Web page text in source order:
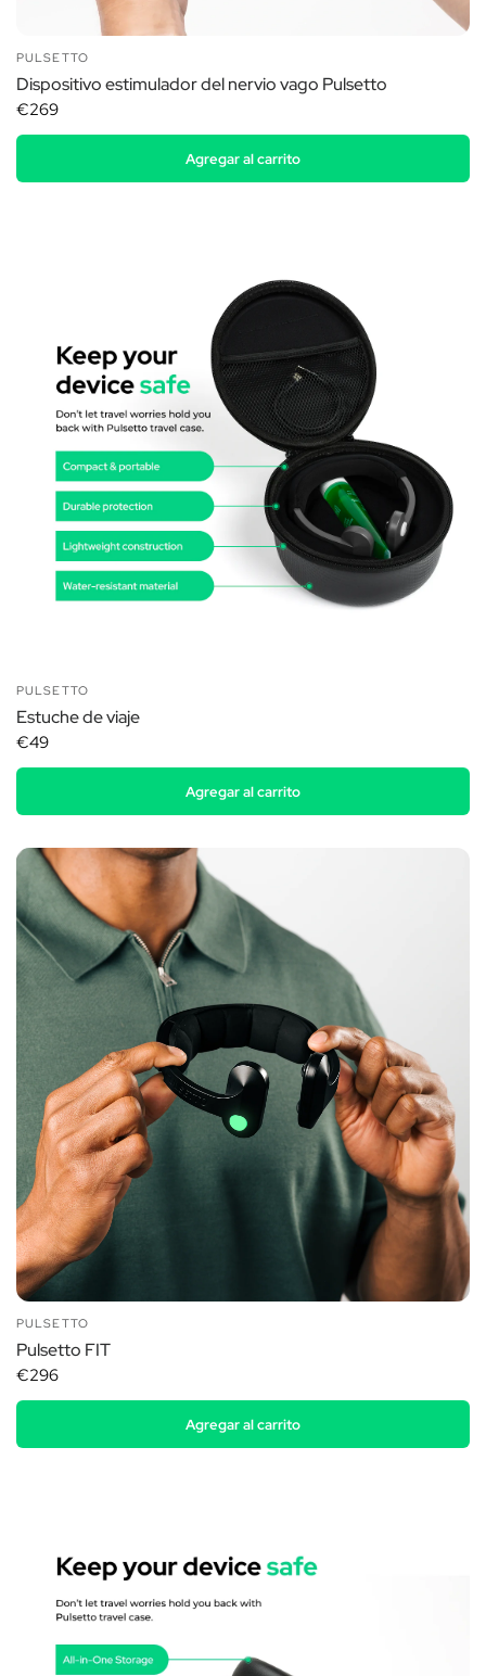
PULSETTO
Dispositivo estimulador del nervio vago Pulsetto
€269
Agregar al carrito
PULSETTO
Estuche de viaje
€49
Agregar al carrito
PULSETTO
Pulsetto FIT
€296
Agregar al carrito